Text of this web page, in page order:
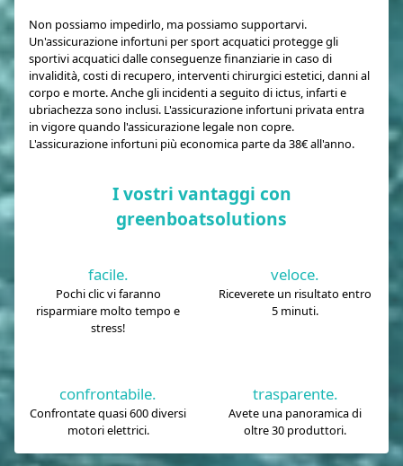
Non possiamo impedirlo, ma possiamo supportarvi.
Un'assicurazione infortuni per sport acquatici protegge gli
sportivi acquatici dalle conseguenze finanziarie in caso di
invalidità, costi di recupero, interventi chirurgici estetici, danni al
corpo e morte. Anche gli incidenti a seguito di ictus, infarti e
ubriachezza sono inclusi. L'assicurazione infortuni privata entra
in vigore quando l'assicurazione legale non copre.
L'assicurazione infortuni più economica parte da 38€ all'anno.
I vostri vantaggi con
greenboatsolutions
facile.
Pochi clic vi faranno
risparmiare molto tempo e
stress!
veloce.
Riceverete un risultato entro
5 minuti.
confrontabile.
Confrontate quasi 600 diversi
motori elettrici.
trasparente.
Avete una panoramica di
oltre 30 produttori.